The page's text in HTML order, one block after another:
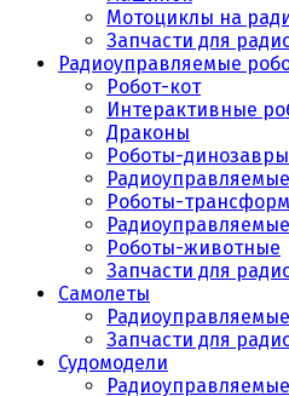
Мотоциклы на
Запчасти для
Радиоуправляемые
Робот-кот
Интерактивные
Драконы
Роботы-динозавры
Роботы-
Роботы-животные
Запчасти для
Самолеты
Запчасти для
Судомодели